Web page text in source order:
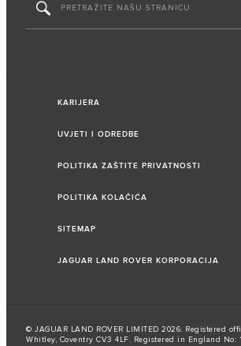
KARIJERA
UVJETI I ODREDBE
POLITIKA ZAŠTITE PRIVATNOSTI
POLITIKA KOLAČIĆA
SITEMAP
JAGUAR LAND ROVER KORPORACIJA
© JAGUAR LAND ROVER LIMITED 2026: Registered
Whitley, Coventry CV3 4LF. Registered in England No: